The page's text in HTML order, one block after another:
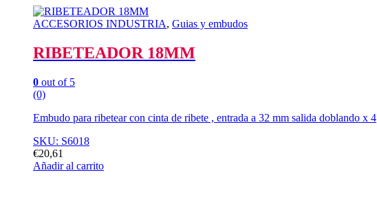
ACCESORIOS INDUSTRIA, Guias y embudos
RIBETEADOR 18MM
0 out of 5
(0)
Embudo para ribetear con cinta de ribete , entrada a 32 mm salida doblando x 4
SKU: S6018
€20,61
Añadir al carrito